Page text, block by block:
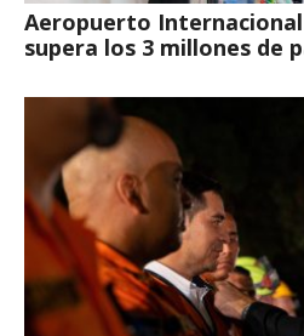
Aeropuerto Internacional
supera los 3 millones de